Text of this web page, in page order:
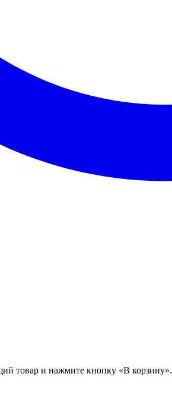
товар и нажмите кнопку «В корзину».